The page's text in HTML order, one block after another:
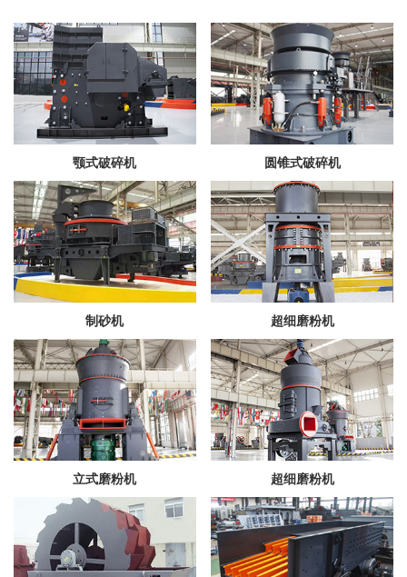
颚式破碎机 圆锥式破碎机
制砂机 超细磨粉机
立式磨粉机 超细磨粉机